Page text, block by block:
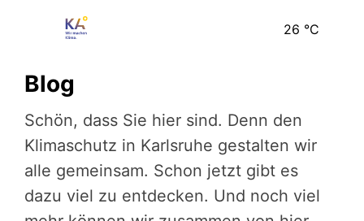
26 °C
Blog
Schön, dass Sie hier sind. Denn den
Klimaschutz in Karlsruhe gestalten wir
alle gemeinsam. Schon jetzt gibt es
dazu viel zu entdecken. Und noch viel